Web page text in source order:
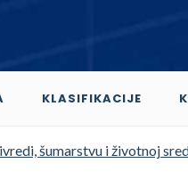
KLASIFIKACIJE
šumarstvu i životnoj